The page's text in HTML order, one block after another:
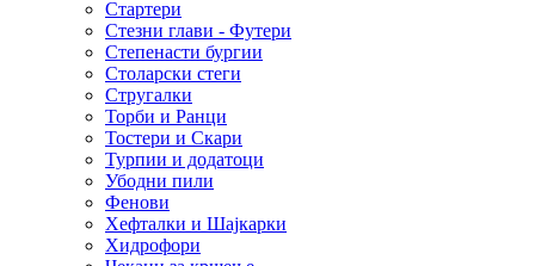
Стартери
Стезни глави - Футери
Степенасти бургии
Столарски стеги
Стругалки
Торби и Ранци
Тостери и Скари
Турпии и додатоци
Убодни пили
Фенови
Хефталки и Шајкарки
Хидрофори